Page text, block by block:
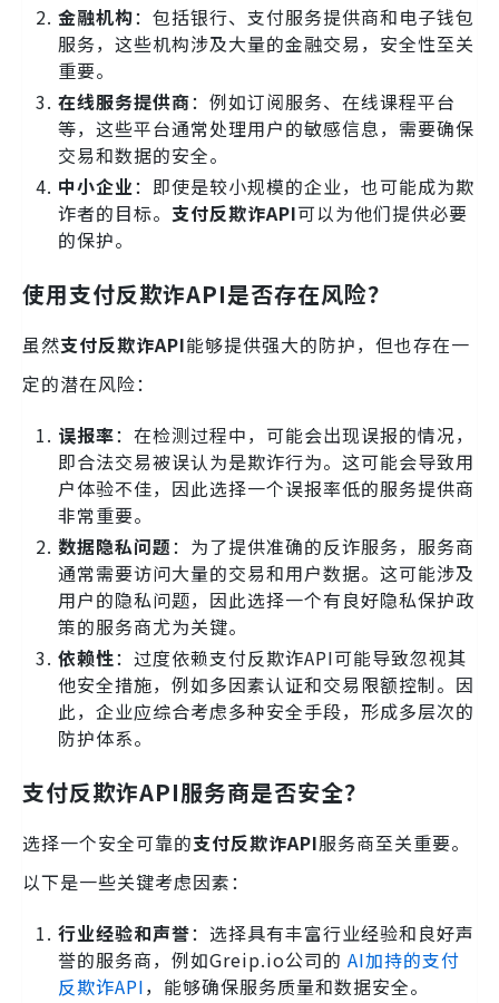
金融机构：包括银行、支付服务提供商和电子钱包
服务，这些机构涉及大量的金融交易，安全性至关
重要。
在线服务提供商：例如订阅服务、在线课程平台
等，这些平台通常处理用户的敏感信息，需要确保
交易和数据的安全。
中小企业：即使是较小规模的企业，也可能成为欺
诈者的目标。 支付反欺诈API可以为他们提供必要
的保护。
使用支付反欺诈API是否存在风险？
虽然支付反欺诈API能够提供强大的防护，但也存在一
定的潜在风险：
误报率：在检测过程中，可能会出现误报的情况，
即合法交易被误认为是欺诈行为。这可能会导致用
户体验不佳，因此选择一个误报率低的服务提供商
非常重要。
数据隐私问题：为了提供准确的反诈服务，服务商
通常需要访问大量的交易和用户数据。这可能涉及
用户的隐私问题，因此选择一个有良好隐私保护政
策的服务商尤为关键。
依赖性：过度依赖支付反欺诈API可能导致忽视其
他安全措施，例如多因素认证和交易限额控制。因
此，企业应综合考虑多种安全手段，形成多层次的
防护体系。
支付反欺诈API服务商是否安全？
选择一个安全可靠的支付反欺诈API服务商至关重要。
以下是一些关键考虑因素：
行业经验和声誉：选择具有丰富行业经验和良好声
誉的服务商，例如Greip.io公司的 AI加持的支付
反欺诈API，能够确保服务质量和数据安全。